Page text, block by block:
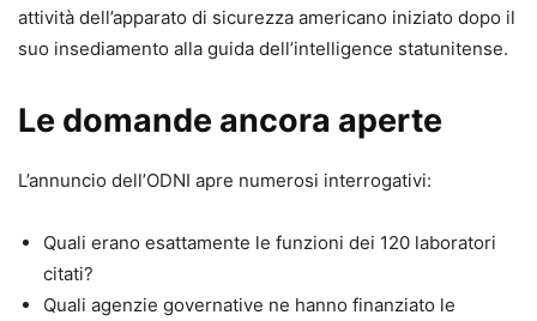
attività dell’apparato di sicurezza americano iniziato dopo il
suo insediamento alla guida dell’intelligence statunitense.
Le domande ancora aperte
L’annuncio dell’ODNI apre numerosi interrogativi:
Quali erano esattamente le funzioni dei 120 laboratori
citati?
Quali agenzie governative ne hanno finanziato le